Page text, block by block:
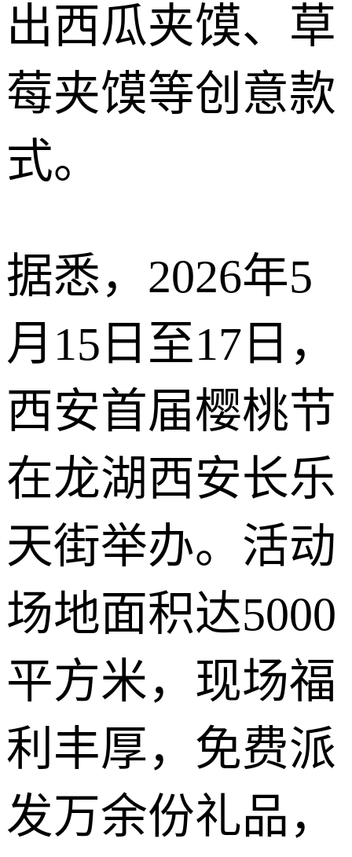
出西瓜夹馍、草
莓夹馍等创意款
式。
据悉，2026年5
月15日至17日，
西安首届樱桃节
在龙湖西安长乐
天街举办。活动
场地面积达5000
平方米，现场福
利丰厚，免费派
发万余份礼品，